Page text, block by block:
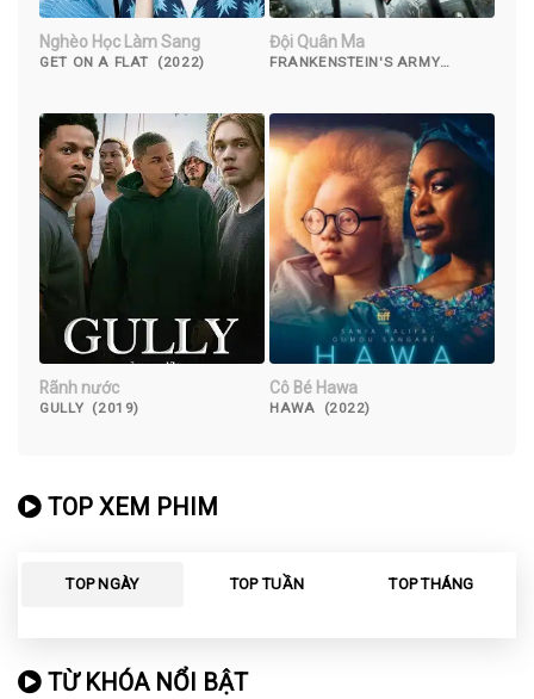
Nghèo Học Làm Sang
GET ON A FLAT (2022)
Đội Quân Ma
FRANKENSTEIN'S ARMY
Rãnh nước
GULLY (2019)
Cô Bé Hawa
HAWA (2022)
TOP XEM PHIM
TOP NGÀY TOP TUẦN TOP THÁNG
TỪ KHÓA NỔI BẬT